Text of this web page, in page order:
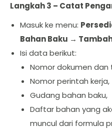
Langkah 3 – Catat
Masuk ke menu:
Bahan Baku →
Isi data berikut:
Nomor dokumen dan
Nomor perintah kerja,
Gudang bahan baku,
Daftar bahan yang
muncul dari formula